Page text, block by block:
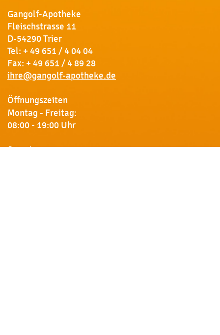
Gangolf-Apotheke
Fleischstrasse 11
D-54290 Trier
Tel: + 49 651 / 4 04 04
Fax: + 49 651 / 4 89 28
ihre@gangolf-apotheke.de
Öffnungszeiten
Montag - Freitag:
08:00 - 19:00 Uhr
Samstag: